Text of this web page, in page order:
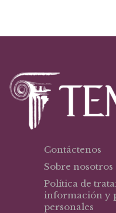
Contáctenos
Sobre nosotros
Política de
información y
personales